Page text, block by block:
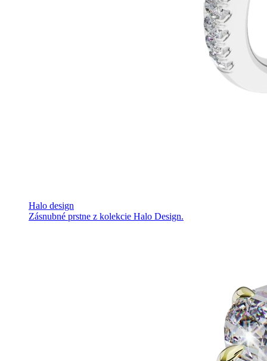
Halo design
Zásnubné prstne z kolekcie Halo Design.